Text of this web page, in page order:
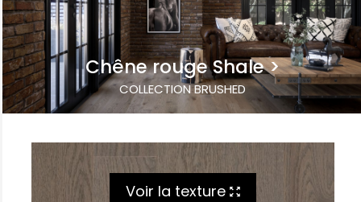
Chêne rouge Shale
COLLECTION BRUSHED
Voir la texture